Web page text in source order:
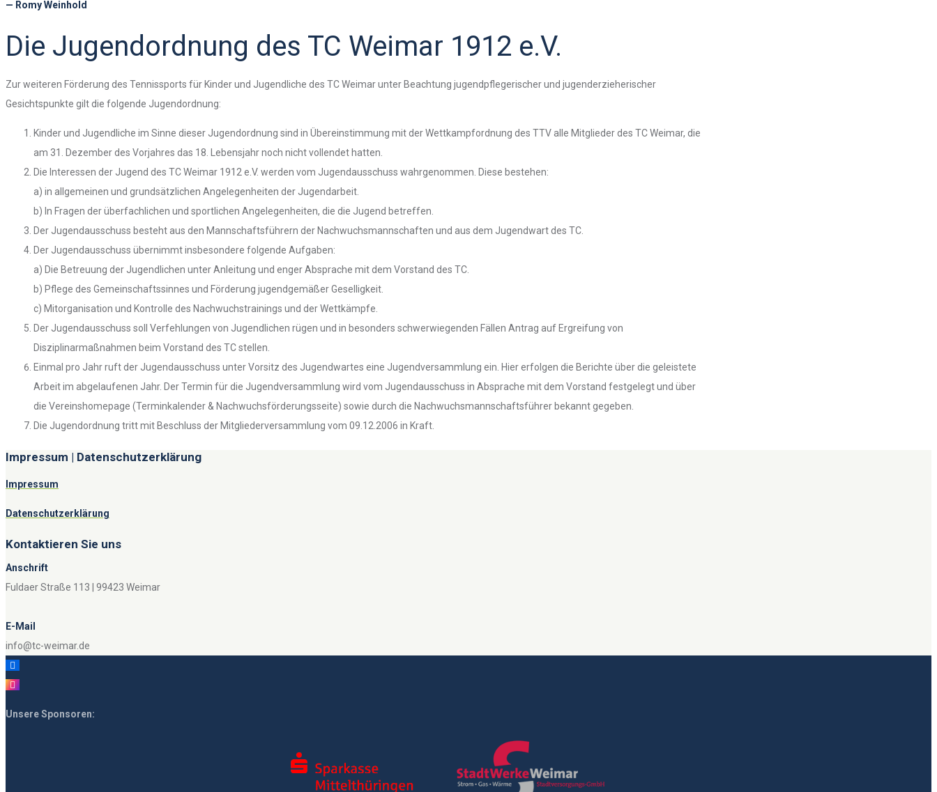
— Romy Weinhold
Die Jugendordnung des TC Weimar 1912 e.V.
Zur weiteren Förderung des Tennissports für Kinder und Jugendliche des TC Weimar unter Beachtung jugendpflegerischer und jugenderzieherischer
Gesichtspunkte gilt die folgende Jugendordnung:
Kinder und Jugendliche im Sinne dieser Jugendordnung sind in Übereinstimmung mit der Wettkampfordnung des TTV alle Mitglieder des TC Weimar, die
am 31. Dezember des Vorjahres das 18. Lebensjahr noch nicht vollendet hatten.
Die Interessen der Jugend des TC Weimar 1912 e.V. werden vom Jugendausschuss wahrgenommen. Diese bestehen:
a) in allgemeinen und grundsätzlichen Angelegenheiten der Jugendarbeit.
b) In Fragen der überfachlichen und sportlichen Angelegenheiten, die die Jugend betreffen.
Der Jugendausschuss besteht aus den Mannschaftsführern der Nachwuchsmannschaften und aus dem Jugendwart des TC.
Der Jugendausschuss übernimmt insbesondere folgende Aufgaben:
a) Die Betreuung der Jugendlichen unter Anleitung und enger Absprache mit dem Vorstand des TC.
b) Pflege des Gemeinschaftssinnes und Förderung jugendgemäßer Geselligkeit.
c) Mitorganisation und Kontrolle des Nachwuchstrainings und der Wettkämpfe.
Der Jugendausschuss soll Verfehlungen von Jugendlichen rügen und in besonders schwerwiegenden Fällen Antrag auf Ergreifung von
Disziplinarmaßnahmen beim Vorstand des TC stellen.
Einmal pro Jahr ruft der Jugendausschuss unter Vorsitz des Jugendwartes eine Jugendversammlung ein. Hier erfolgen die Berichte über die geleistete
Arbeit im abgelaufenen Jahr. Der Termin für die Jugendversammlung wird vom Jugendausschuss in Absprache mit dem Vorstand festgelegt und über
die Vereinshomepage (Terminkalender & Nachwuchsförderungsseite) sowie durch die Nachwuchsmannschaftsführer bekannt gegeben.
Die Jugendordnung tritt mit Beschluss der Mitgliederversammlung vom 09.12.2006 in Kraft.
Impressum | Datenschutzerklärung
Impressum
Datenschutzerklärung
Kontaktieren Sie uns
Anschrift
Fuldaer Straße 113 | 99423 Weimar
E-Mail
info@tc-weimar.de
Unsere Sponsoren: